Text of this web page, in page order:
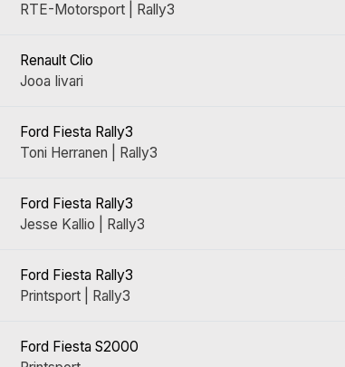
RTE-Motorsport | Rally3
Renault Clio
Jooa Iivari
Ford Fiesta Rally3
Toni Herranen | Rally3
Ford Fiesta Rally3
Jesse Kallio | Rally3
Ford Fiesta Rally3
Printsport | Rally3
Ford Fiesta S2000